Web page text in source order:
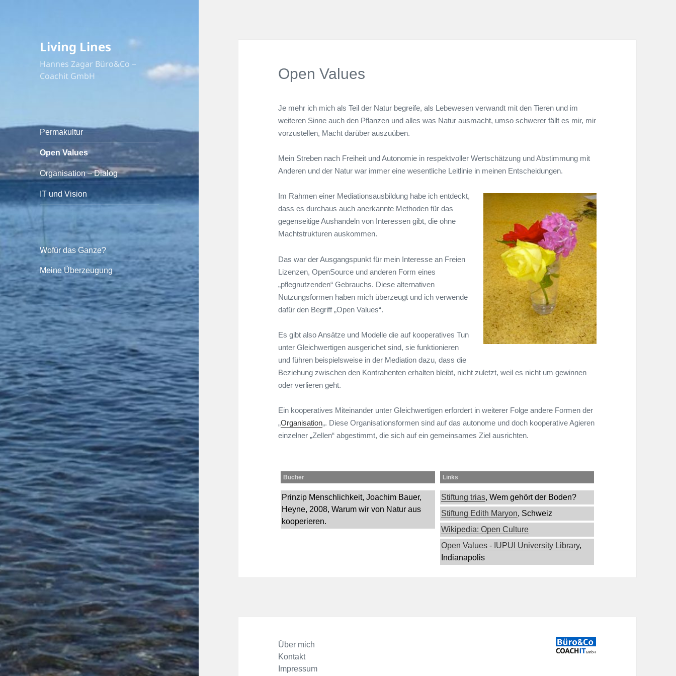
Living Lines
Hannes Zagar Büro&Co −
Coachit GmbH
Permakultur
Open Values
Organisation – Dialog
IT und Vision
Wofür das Ganze?
Meine Überzeugung
Open Values
Je mehr ich mich als Teil der Natur begreife, als Lebewesen verwandt mit den Tieren und im
weiteren Sinne auch den Pflanzen und alles was Natur ausmacht, umso schwerer fällt es mir, mir
vorzustellen, Macht darüber auszuüben.
Mein Streben nach Freiheit und Autonomie in respektvoller Wertschätzung und Abstimmung mit
Anderen und der Natur war immer eine wesentliche Leitlinie in meinen Entscheidungen.
Im Rahmen einer Mediationsausbildung habe ich entdeckt,
dass es durchaus auch anerkannte Methoden für das
gegenseitige Aushandeln von Interessen gibt, die ohne
Machtstrukturen auskommen.
Das war der Ausgangspunkt für mein Interesse an Freien
Lizenzen, OpenSource und anderen Form eines
„pflegnutzenden“ Gebrauchs. Diese alternativen
Nutzungsformen haben mich überzeugt und ich verwende
dafür den Begriff „Open Values“.
Es gibt also Ansätze und Modelle die auf kooperatives Tun
unter Gleichwertigen ausgerichet sind, sie funktionieren
und führen beispielsweise in der Mediation dazu, dass die
Beziehung zwischen den Kontrahenten erhalten bleibt, nicht zuletzt, weil es nicht um gewinnen
oder verlieren geht.
Ein kooperatives Miteinander unter Gleichwertigen erfordert in weiterer Folge andere Formen der
„Organisation„. Diese Organisationsformen sind auf das autonome und doch kooperative Agieren
einzelner „Zellen“ abgestimmt, die sich auf ein gemeinsames Ziel ausrichten.
Bücher
Prinzip Menschlichkeit, Joachim Bauer,
Heyne, 2008, Warum wir von Natur aus
kooperieren.
Links
Stiftung trias, Wem gehört der Boden?
Stiftung Edith Maryon, Schweiz
Wikipedia: Open Culture
Open Values - IUPUI University Library,
Indianapolis
Über mich
Kontakt
Impressum